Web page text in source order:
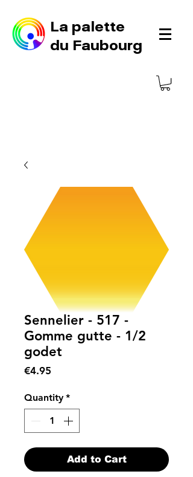
La palette
du Faubourg
Sennelier - 517 -
Gomme gutte - 1/2
godet
€4.95
Quantity *
Add to Cart